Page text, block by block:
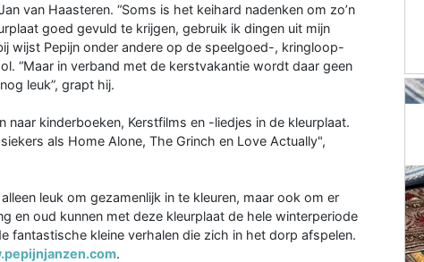
van Haasteren. “Soms is het keihard nadenken om zo’n
goed gevuld te krijgen, gebruik ik dingen uit mijn
wijst Pepijn onder andere op de speelgoed-, kringloop-
“Maar in verband met de kerstvakantie wordt daar geen
leuk”, grapt hij.
kinderboeken, Kerstfilms en -liedjes in de kleurplaat.
als Home Alone, The Grinch en Love Actually",
leuk om gezamenlijk in te kleuren, maar ook om er
en oud kunnen met deze kleurplaat de hele winterperiode
fantastische kleine verhalen die zich in het dorp afspelen.
.